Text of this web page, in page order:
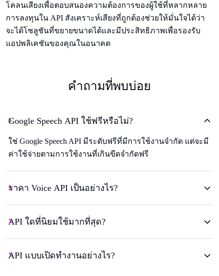
โคลนเสียงเพื่อตอบสนองความต้องการของผู้ใช้ที่หลากหลาย
การลงทุนใน API สังเคราะห์เสียงที่ถูกต้องช่วยให้มั่นใจได้ว่า
จะได้โซลูชันที่ขยายขนาดได้และมีประสิทธิภาพเพื่อรองรับ
แอปพลิเคชันของคุณในอนาคต
คําถามที่พบบ่อย
Google Speech API ใช้ฟรีหรือไม่?
ใช่ Google Speech API มีระดับฟรีที่มีการใช้งานจำกัด แต่จะมี
ค่าใช้จ่ายตามการใช้งานที่เกินขีดจำกัดฟรี
ราคา Voice API เป็นอย่างไร?
API ใดที่นิยมใช้มากที่สุด?
API แบบเปิดทำงานอย่างไร?